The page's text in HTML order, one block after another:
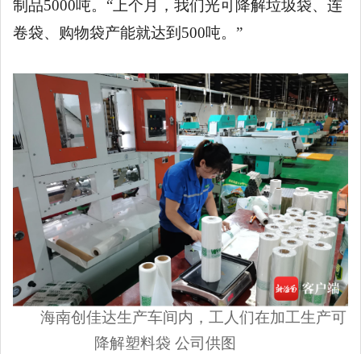
制品5000吨。“上个月，我们光可降解垃圾袋、连
卷袋、购物袋产能就达到500吨。”
海南创佳达生产车间内，工人们在加工生产可
降解塑料袋 公司供图